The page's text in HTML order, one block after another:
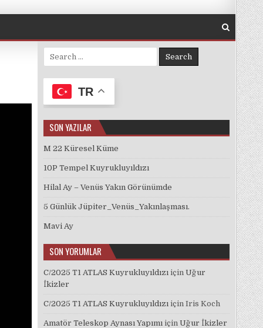
Search for:
TR
SON YAZILAR
M 22 Küresel Küme
10P Tempel Kuyrukluyıldızı
Hilal Ay – Venüs Yakın Görünümde
5 Günlük Jüpiter_Venüs_Yakınlaşması.
Mavi Ay
SON YORUMLAR
C/2025 T1 ATLAS Kuyrukluyıldızı için Uğur
İkizler
C/2025 T1 ATLAS Kuyrukluyıldızı için Iris Koch
Amatör Teleskop Aynası Yapımı için Uğur İkizler